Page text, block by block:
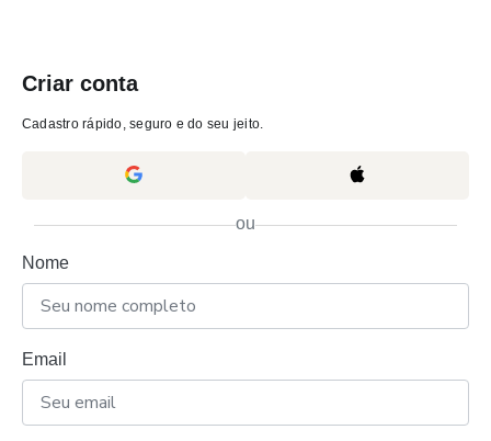
Criar conta
Cadastro rápido, seguro e do seu jeito.
ou
Nome
Email